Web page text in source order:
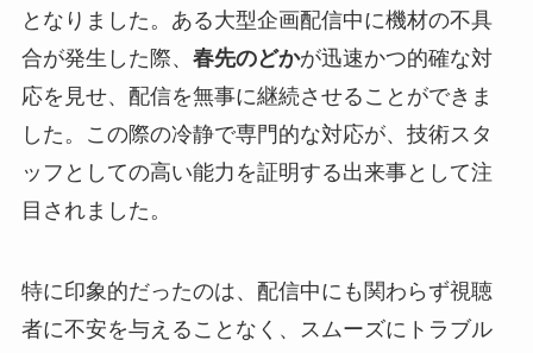
となりました。ある大型企画配信中に機材の不具
合が発生した際、 春先のどかが迅速かつ的確な対
応を見せ、配信を無事に継続させることができま
した。この際の冷静で専門的な対応が、技術スタ
ッフとしての高い能力を証明する出来事として注
目されました。
特に印象的だったのは、配信中にも関わらず視聴
者に不安を与えることなく、スムーズにトラブル